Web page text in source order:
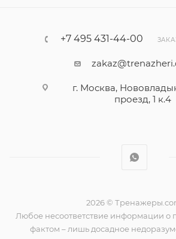
+7 495 431-44-00
г. Москва,
проезд, 1 к.4
2026 ©
Любое несоответствие информации о
фактом – лишь досадное